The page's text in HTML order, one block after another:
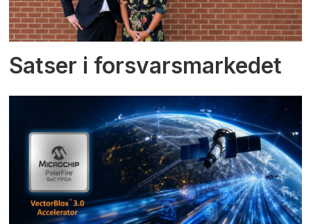
Satser i forsvarsmarkedet